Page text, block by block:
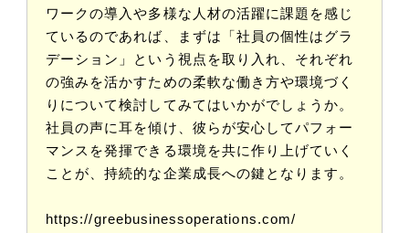
ワークの導入や多様な人材の活躍に課題を感じ
ているのであれば、まずは「社員の個性はグラ
デーション」という視点を取り入れ、それぞれ
の強みを活かすための柔軟な働き方や環境づく
りについて検討してみてはいかがでしょうか。
社員の声に耳を傾け、彼らが安心してパフォー
マンスを発揮できる環境を共に作り上げていく
ことが、持続的な企業成長への鍵となります。
https://greebusinessoperations.com/